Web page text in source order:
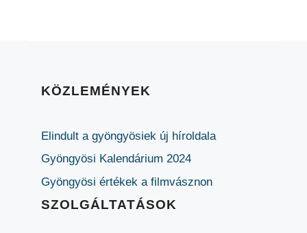
KÖZLEMÉNYEK
Elindult a gyöngyösiek új híroldala
Gyöngyösi Kalendárium 2024
Gyöngyösi értékek a filmvásznon
SZOLGÁLTATÁSOK